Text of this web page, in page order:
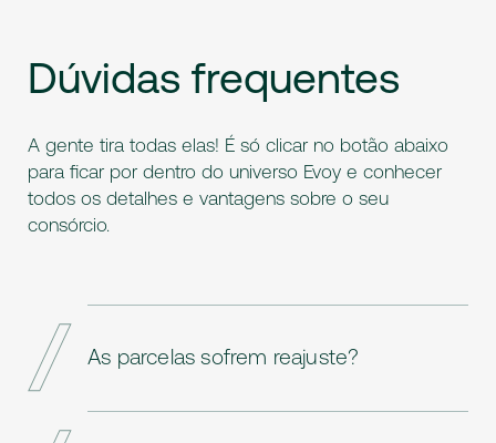
Dúvidas frequentes
A gente tira todas elas! É só clicar no botão abaixo
para ficar por dentro do universo Evoy e conhecer
todos os detalhes e vantagens sobre o seu
consórcio.
As parcelas sofrem reajuste?